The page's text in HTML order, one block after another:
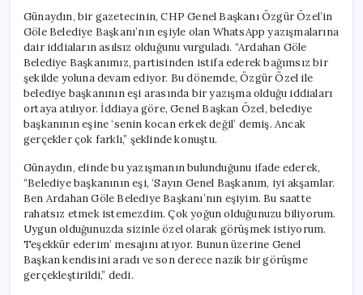
için
Günaydın, bir gazetecinin, CHP Genel Başkanı Özgür Özel’in
Göle Belediye Başkanı’nın eşiyle olan WhatsApp yazışmalarına
dair iddiaların asılsız olduğunu vurguladı. “Ardahan Göle
Belediye Başkanımız, partisinden istifa ederek bağımsız bir
şekilde yoluna devam ediyor. Bu dönemde, Özgür Özel ile
belediye başkanının eşi arasında bir yazışma olduğu iddiaları
ortaya atılıyor. İddiaya göre, Genel Başkan Özel, belediye
başkanının eşine ‘senin kocan erkek değil’ demiş. Ancak
gerçekler çok farklı,” şeklinde konuştu.
Günaydın, elinde bu yazışmanın bulunduğunu ifade ederek,
“Belediye başkanının eşi, ‘Sayın Genel Başkanım, iyi akşamlar.
Ben Ardahan Göle Belediye Başkanı’nın eşiyim. Bu saatte
rahatsız etmek istemezdim. Çok yoğun olduğunuzu biliyorum.
Uygun olduğunuzda sizinle özel olarak görüşmek istiyorum.
Teşekkür ederim’ mesajını atıyor. Bunun üzerine Genel
Başkan kendisini aradı ve son derece nazik bir görüşme
gerçekleştirildi,” dedi.